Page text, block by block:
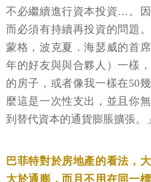
不必繼續進行資本投資…。
而必須有持續再投資的問題
蒙格，波克夏．海瑟威的首
年的好友與與合夥人）一樣
的房子，或者像我一樣在50
麼這是一次性支出，並且你
到替代資本的通貨膨脹擴張。」
巴菲特對於房地產的看法，
大於通膨，而且不用在同一